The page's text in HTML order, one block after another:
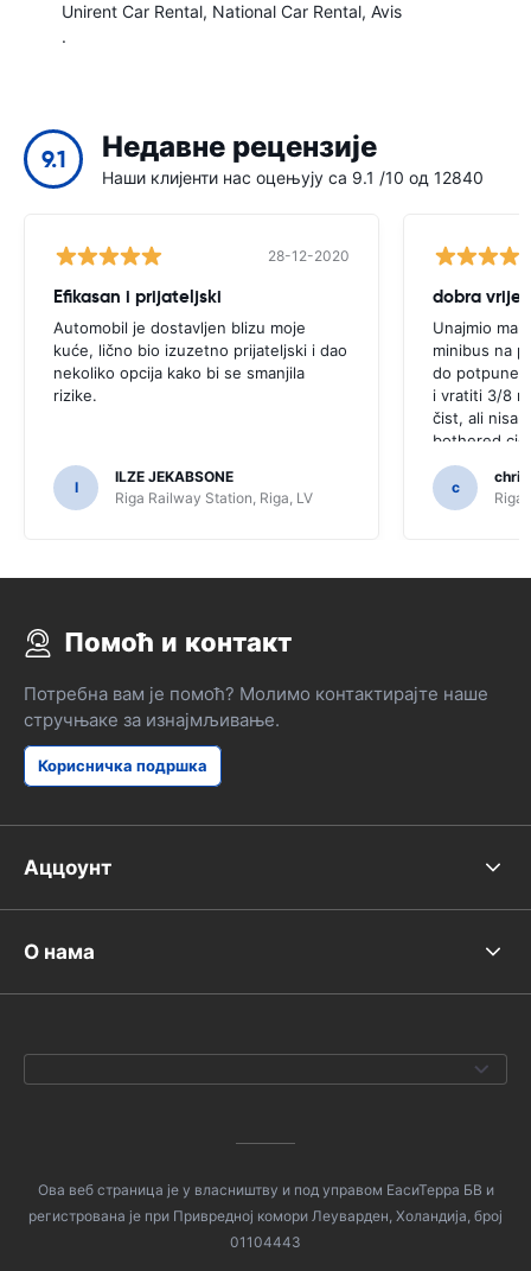
Unirent Car Rental National Car Rental Avis
.
9.1 Недавне рецензије
Наши клијенти нас оцењују са 9.1 /10 од 12840
28-12-2020
Efikasan i prijateljski
Automobil je dostavljen blizu moje
kuće, lično bio izuzetno prijateljski i dao
nekoliko opcija kako bi se smanjila
rizike.
I
ILZE JEKABSONE
Riga Railway Station, Riga, LV
dobra
Unajmio
minibus na
do potpune,
i vratiti 3/8
čist, ali
za moju
vredi prije
svemu,
c
Riga
Помоћ и контакт
Потребна вам је помоћ? Молимо контактирајте наше
стручњаке за изнајмљивање.
Корисничка подршка
Аццоунт
О нама
Ова веб страница је у власништву и под управом ЕасиТерра БВ и
регистрована је при Привредној комори Леуварден, Холандија, број
01104443